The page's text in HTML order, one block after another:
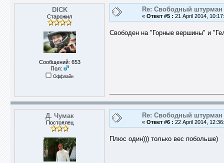
DICK
Старожил
Сообщений: 653
Пол:
Оффлайн
Re: Свободный штурман
« Ответ #5 : 21 April 2014,
Свободен на "Горные вершины" и
Д. Чумак
Постоялец
Re: Свободный штурман
« Ответ #6 : 22 April 2014,
Плюс один))) только вес побольше)